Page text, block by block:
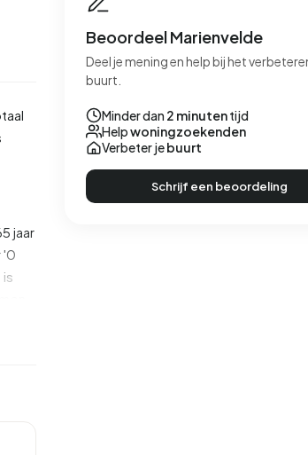
jaar
'0
Beoordeel Marienvelde
Deel je mening en help bij het
buurt.
Minder dan 2 minutentijd
Helpwoningzoekenden
Verbeter jebuurt
Schrijf een beoordeling